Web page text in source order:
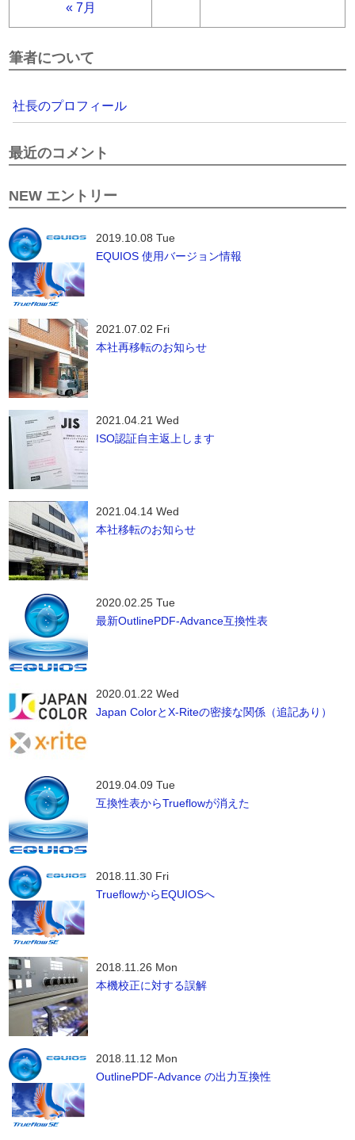
« 7月
筆者について
社長のプロフィール
最近のコメント
NEW エントリー
2019.10.08 Tue
EQUIOS 使用バージョン情報
2021.07.02 Fri
本社再移転のお知らせ
2021.04.21 Wed
ISO認証自主返上します
2021.04.14 Wed
本社移転のお知らせ
2020.02.25 Tue
最新OutlinePDF-Advance互換性表
2020.01.22 Wed
Japan ColorとX-Riteの密接な関係（追記あり）
2019.04.09 Tue
互換性表からTrueflowが消えた
2018.11.30 Fri
TrueflowからEQUIOSへ
2018.11.26 Mon
本機校正に対する誤解
2018.11.12 Mon
OutlinePDF-Advance の出力互換性